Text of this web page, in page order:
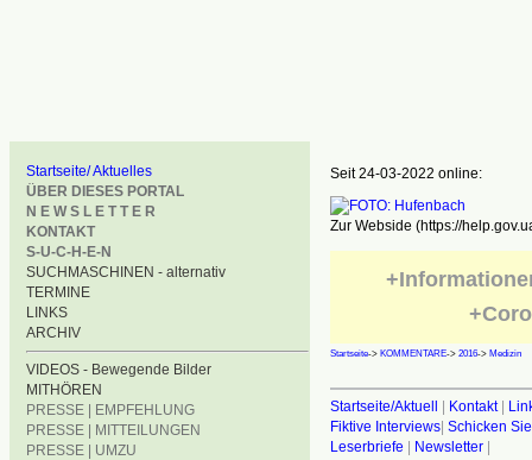
Startseite/ Aktuelles
ÜBER DIESES PORTAL
N E W S L E T T E R
KONTAKT
S-U-C-H-E-N
SUCHMASCHINEN - alternativ
TERMINE
LINKS
ARCHIV
VIDEOS - Bewegende Bilder
MITHÖREN
PRESSE | EMPFEHLUNG
PRESSE | MITTEILUNGEN
PRESSE | UMZU
Seit 24-03-2022 online:
Zur Webside (https://
Startseite-> KOMMENTARE-> 2016-> Medizin
Startseite/Aktuell Kontakt|
Fiktive Interviews| Schicken
Leserbriefe
Newsletter|